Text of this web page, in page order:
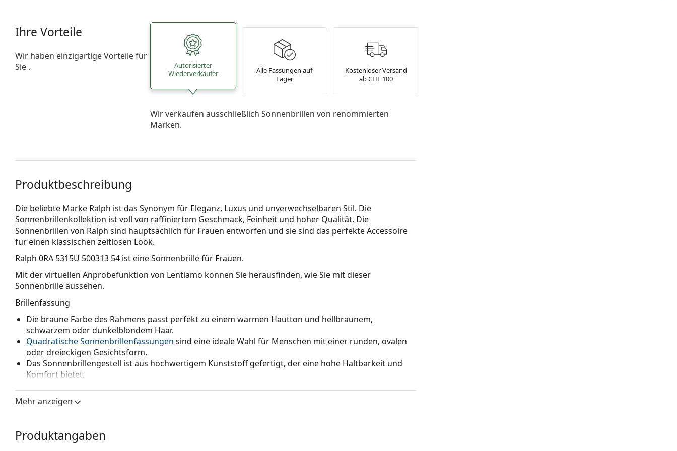
Ihre Vorteile
Wir haben einzigartige Vorteile für
Sie .
Autorisierter
Wiederverkäufer
Alle Fassungen auf
Lager
Kostenloser Versand
ab CHF 100
Wir verkaufen ausschließlich Sonnenbrillen von renommierten
Marken.
Produktbeschreibung
Die beliebte Marke Ralph ist das Synonym für Eleganz, Luxus und unverwechselbaren Stil. Die
Sonnenbrillenkollektion ist voll von raffiniertem Geschmack, Feinheit und hoher Qualität. Die
Sonnenbrillen von Ralph sind hauptsächlich für Frauen entworfen und sie sind das perfekte Accessoire
für einen klassischen zeitlosen Look.
Ralph 0RA 5315U 500313 54 ist eine Sonnenbrille für Frauen.
Mit der virtuellen Anprobefunktion von Lentiamo können Sie herausfinden, wie Sie mit dieser
Sonnenbrille aussehen.
Brillenfassung
Die braune Farbe des Rahmens passt perfekt zu einem warmen Hautton und hellbraunem,
schwarzem oder dunkelblondem Haar.
Quadratische Sonnenbrillenfassungen sind eine ideale Wahl für Menschen mit einer runden, ovalen
oder dreieckigen Gesichtsform.
Das Sonnenbrillengestell ist aus hochwertigem Kunststoff gefertigt, der eine hohe Haltbarkeit und
Komfort bietet.
Brillengläser
Die braunen Gläser blockieren geringfügig blaues Licht, filtern Reflektionen heraus und sorgen für
Die Sonnenbrille hat
Gläser am hellsten ist. Die dunkelste Tönung oben ermöglicht die Filterung des direkten Sonnenlichts
Mehr anzeigen
Produktangaben